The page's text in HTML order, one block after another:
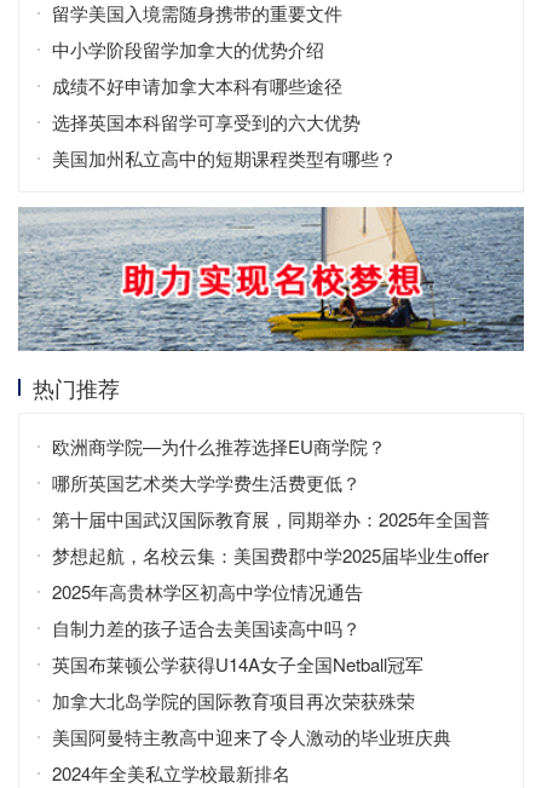
留学美国入境需随身携带的重要文件
中小学阶段留学加拿大的优势介绍
成绩不好申请加拿大本科有哪些途径
选择英国本科留学可享受到的六大优势
美国加州私立高中的短期课程类型有哪些？
热门推荐
欧洲商学院—为什么推荐选择EU商学院？
哪所英国艺术类大学学费生活费更低？
第十届中国武汉国际教育展，同期举办：2025年全国普
通高校招生咨询会
梦想起航，名校云集：美国费郡中学2025届毕业生offer
2025年高贵林学区初高中学位情况通告
自制力差的孩子适合去美国读高中吗？
英国布莱顿公学获得U14A女子全国Netball冠军
加拿大北岛学院的国际教育项目再次荣获殊荣
美国阿曼特主教高中迎来了令人激动的毕业班庆典
2024年全美私立学校最新排名